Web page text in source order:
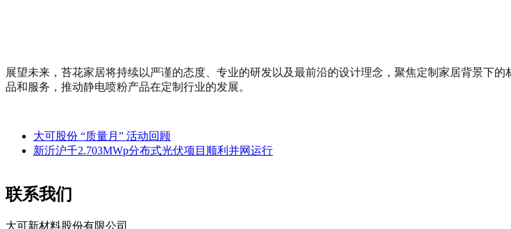
展望未来，苔花家居将持续以严谨的态度、专业的研发以及最前沿的设计理念，聚焦定制家居背景下
品和服务，推动静电喷粉产品在定制行业的发展。
大可股份 “质量月” 活动回顾
新沂沪千2.703MWp分布式光伏项目顺利并网运行
联系我们
大可新材料股份有限公司